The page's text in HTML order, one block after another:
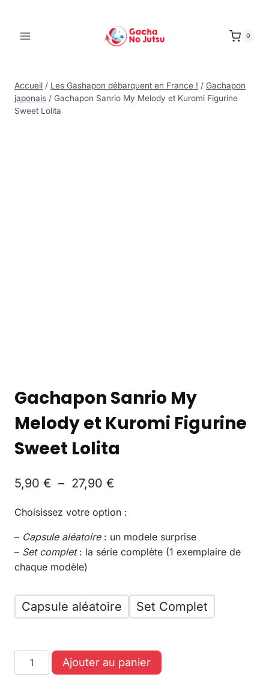
0
Accueil / Les Gashapon débarquent en France ! / Gachapon
japonais / Gachapon Sanrio My Melody et Kuromi Figurine
Sweet Lolita
Gachapon Sanrio My
Melody et Kuromi Figurine
Sweet Lolita
5,90 € – 27,90 €
Choisissez votre option :
– Capsule aléatoire: un modele surprise
– Set complet: la série complète (1 exemplaire de
chaque modèle)
Capsule aléatoire Set Complet
Ajouter au panier